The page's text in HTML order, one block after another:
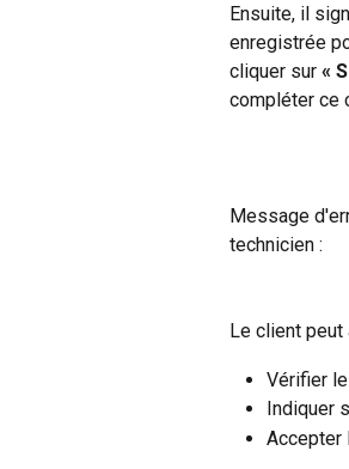
Ensuite, il
enregistrée
cliquer sur «
compléter ce
Message
technicien :
Le client peut
Vérifier
Indiquer
Accepter